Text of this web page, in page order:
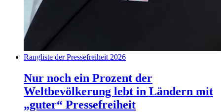
Rangliste der Pressefreiheit 2026
Nur noch ein Prozent der
Weltbevölkerung lebt in Ländern mit
„guter“ Pressefreiheit